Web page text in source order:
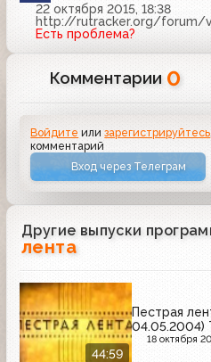
22 октября 2015, 18:38
http://rutracker.org/forum/
Есть проблема?
Комментарии 0
Войдите илизарегистрируйтесь
комментарий
Вход через Телеграм
Другие выпуски
лента
44:59
Пестрая
04.05.2004)
18 октября